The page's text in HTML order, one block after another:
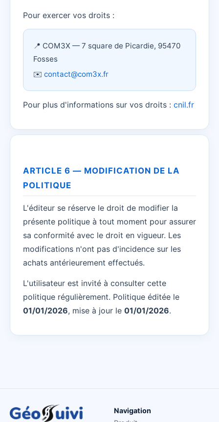
Pour exercer vos droits :
📍 COM3X — 7 square de Picardie, 95470
Fosses
✉️ contact@com3x.fr
Pour plus d'informations sur vos droits : cnil.fr
ARTICLE 6 — MODIFICATION DE LA
POLITIQUE
L'éditeur se réserve le droit de modifier la
présente politique à tout moment pour assurer
sa conformité avec le droit en vigueur. Les
modifications n'ont pas d'incidence sur les
achats antérieurement effectués.
L'utilisateur est invité à consulter cette
politique régulièrement. Politique éditée le
01/01/2026, mise à jour le 01/01/2026.
Navigation